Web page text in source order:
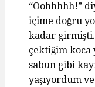
“Oohhhhh!”
içime doğru
kadar
çektiğim koca
sabun gibi
yaşıyordum